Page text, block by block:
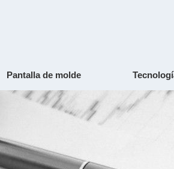
Pantalla de molde